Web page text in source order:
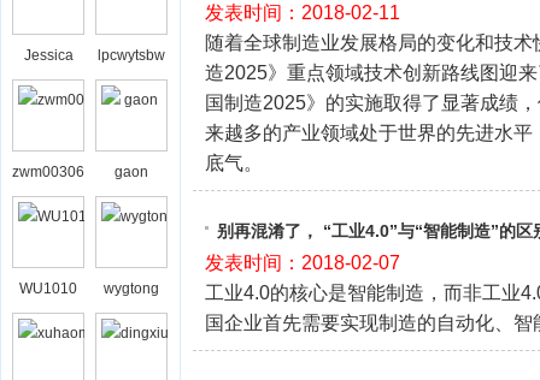
Jessica lpcwytsbw
zwm00306 gaon
WU1010 wygtong
发表时间：2018-02-11
随着全球制造业发展格局的变化和技
造2025》重点领域技术创新路线图迎
国制造2025》的实施取得了显著成绩
来越多的产业领域处于世界的先进水
底气。
别再混淆了， “工业4.0”与“智能制造”的区
发表时间：2018-02-07
工业4.0的核心是智能制造，而非工业
国企业首先需要实现制造的自动化、